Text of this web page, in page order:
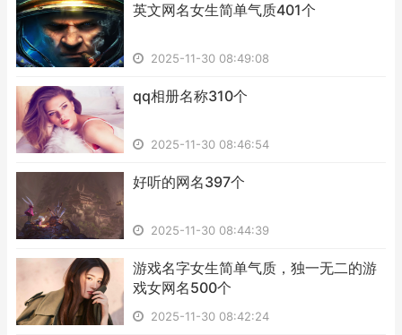
​英文网名女生简单气质401个
2025-11-30 08:49:08
​qq相册名称310个
2025-11-30 08:46:54
​好听的网名397个
2025-11-30 08:44:39
​游戏名字女生简单气质，独一无二的游
戏女网名500个
2025-11-30 08:42:24